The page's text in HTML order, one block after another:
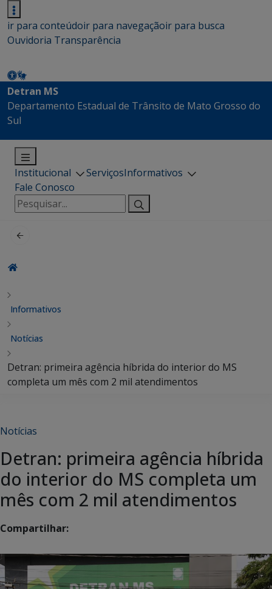
ir para conteúdoir para navegaçãoir para busca
Ouvidoria Transparência
Detran MS
Departamento Estadual de Trânsito de Mato Grosso do
Sul
Institucional ServiçosInformativos
Fale Conosco
Pesquisar
por:
Informativos
Notícias
Detran: primeira agência híbrida do interior do MS
completa um mês com 2 mil atendimentos
Notícias
Detran: primeira agência híbrida
do interior do MS completa um
mês com 2 mil atendimentos
Compartilhar: